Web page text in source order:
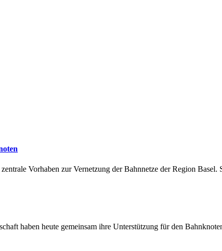
Vorhaben zur Vernetzung der Bahnnetze der Region
haben heute gemeinsam ihre Unterstützung für den